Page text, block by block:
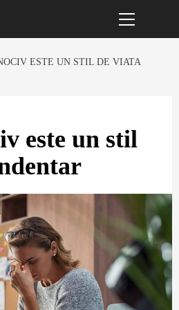
Menu
ESTE UN STIL DE VIATA
este un stil